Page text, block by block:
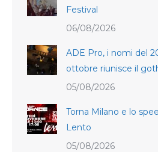
Festival
06/08/2026
ADE Pro, i nomi del
ottobre riunisce il
05/08/2026
Torna Milano e lo
Lento
05/08/2026